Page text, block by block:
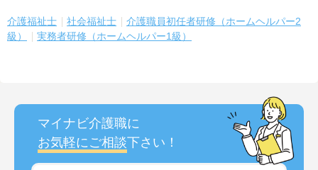
介護福祉士 社会福祉士
介護職員初任者研修（ホームヘルパー2
級）
実務者研修（ホームヘルパー1級）
マイナビ介護職に
お気軽にご相談下さい！